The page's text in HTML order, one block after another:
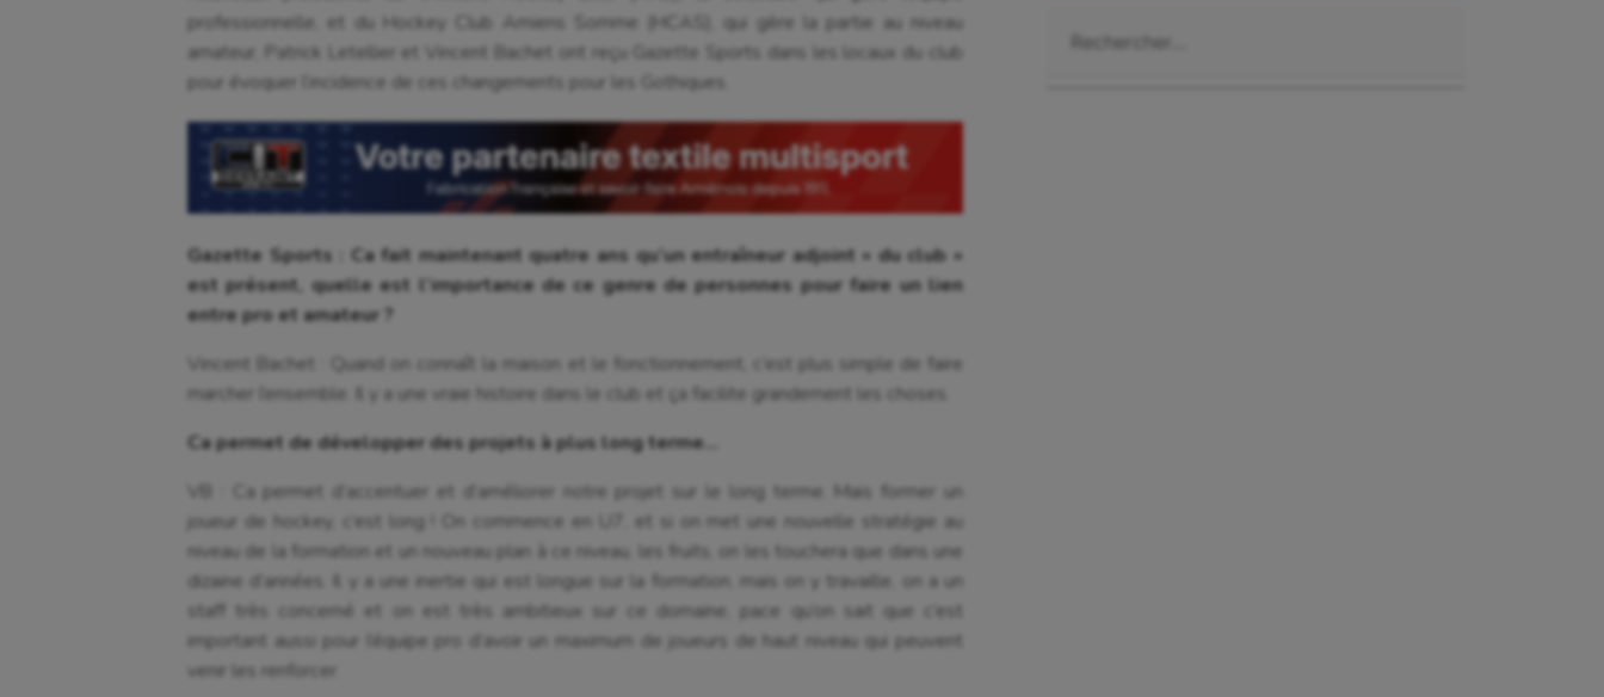
professionnelle, et du Hockey Club Amiens Somme (HCAS), qui gère la partie au niveau
amateur, Patrick Letellier et Vincent Bachet ont reçu Gazette Sports dans les locaux du club
pour évoquer l’incidence de ces changements pour les Gothiques.
Gazette Sports : Ca fait maintenant quatre ans qu’un entraîneur adjoint « du club »
est présent, quelle est l’importance de ce genre de personnes pour faire un lien
entre pro et amateur ?
Vincent Bachet : Quand on connaît la maison et le fonctionnement, c’est plus simple de faire
marcher l’ensemble. Il y a une vraie histoire dans le club et ça facilite grandement les choses.
Ca permet de développer des projets à plus long terme…
VB : Ca permet d’accentuer et d’améliorer notre projet sur le long terme. Mais former un
joueur de hockey, c’est long ! On commence en U7, et si on met une nouvelle stratégie au
niveau de la formation et un nouveau plan à ce niveau, les fruits, on les touchera que dans une
dizaine d’années. Il y a une inertie qui est longue sur la formation, mais on y travaille, on a un
staff très concerné et on est très ambitieux sur ce domaine, pace qu’on sait que c’est
important aussi pour l’équipe pro d’avoir un maximum de joueurs de haut niveau qui peuvent
venir les renforcer.